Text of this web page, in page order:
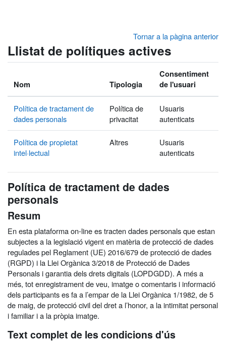
Tornar a la pàgina anterior
Llistat de polítiques actives
Nom Tipologia
Consentiment
de l'usuari
Política de tractament de
dades personals
Política de
privacitat
Usuaris
autenticats
Política de propietat
intel·lectual
Altres
Usuaris
autenticats
Política de tractament de dades
personals
Resum
En esta plataforma on-line es tracten dades personals que estan
subjectes a la legislació vigent en matèria de protecció de dades
regulades pel Reglament (UE) 2016/679 de protecció de dades
(RGPD) i la Llei Orgànica 3/2018 de Protecció de Dades
Personals i garantia dels drets digitals (LOPDGDD). A més a
més, tot enregistrament de veu, imatge o comentaris i informació
dels participants es fa a l’empar de la Llei Orgànica 1/1982, de 5
de maig, de protecció civil del dret a l’honor, a la intimitat personal
i familiar i a la pròpia imatge.
Text complet de les condicions d'ús